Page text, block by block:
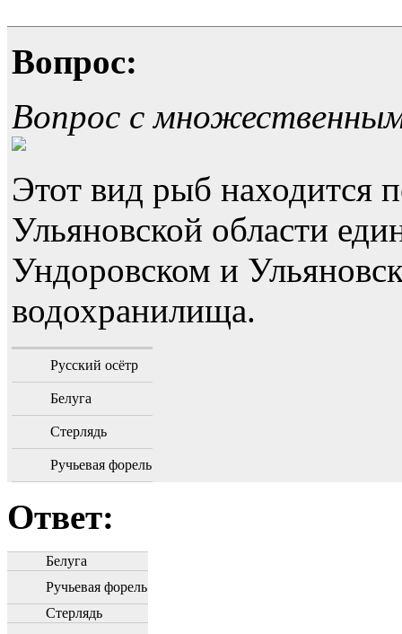
Вопрос:
Вопрос с
Этот вид рыб находится
Ульяновской области
Ундоровском и
водохранилища.
Русский осётр
Белуга
Стерлядь
Ручьевая форель
Ответ:
Белуга
Ручьевая форель
Стерлядь